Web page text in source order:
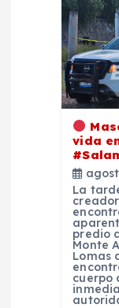
vida
La
predio
Monte
Lomas
cuerpo